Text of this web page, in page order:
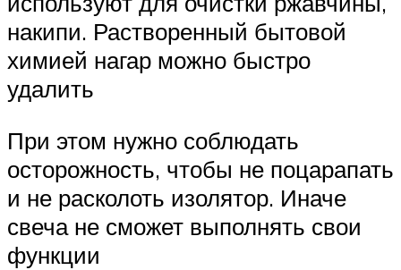
накипи. Растворенный бытовой
химией нагар можно быстро
удалить
При этом нужно соблюдать
осторожность, чтобы не поцарапать
и не расколоть изолятор. Иначе
свеча не сможет выполнять свои
функции